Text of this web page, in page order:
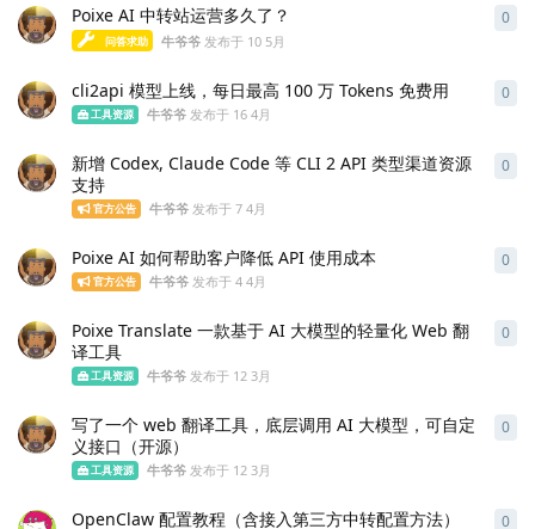
Poixe AI 中转站运营多久了？
问答求助 牛爷爷 发布于 10 5月
0
cli2api 模型上线，每日最高 100 万 Tokens 免费用
工具资源 牛爷爷 发布于 16 4月
0
新增 Codex, Claude Code 等 CLI 2 API 类型渠道资源
支持
官方公告 牛爷爷 发布于7 4月
0
Poixe AI 如何帮助客户降低 API 使用成本
官方公告 牛爷爷 发布于4 4月
0
Poixe Translate 一款基于 AI 大模型的轻量化 Web 翻
译工具
工具资源 牛爷爷 发布于 12 3月
0
写了一个 web 翻译工具，底层调用 AI 大模型，可自定
义接口（开源）
工具资源 牛爷爷 发布于 12 3月
0
OpenClaw 配置教程（含接入第三方中转配置方法） 0